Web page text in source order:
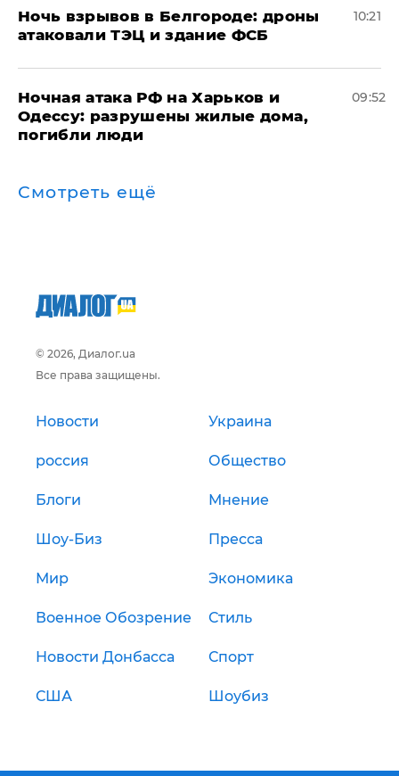
​Ночь взрывов в Белгороде: дроны
атаковали ТЭЦ и здание ФСБ
10:21
​Ночная атака РФ на Харьков и
Одессу: разрушены жилые дома,
погибли люди
09:52
Смотреть ещё
© 2026, Диалог.ua
Все права защищены.
Новости Украина
россия Общество
Блоги Мнение
Шоу-Биз Пресса
Мир Экономика
Военное Обозрение Стиль
Новости Донбасса Спорт
США Шоубиз